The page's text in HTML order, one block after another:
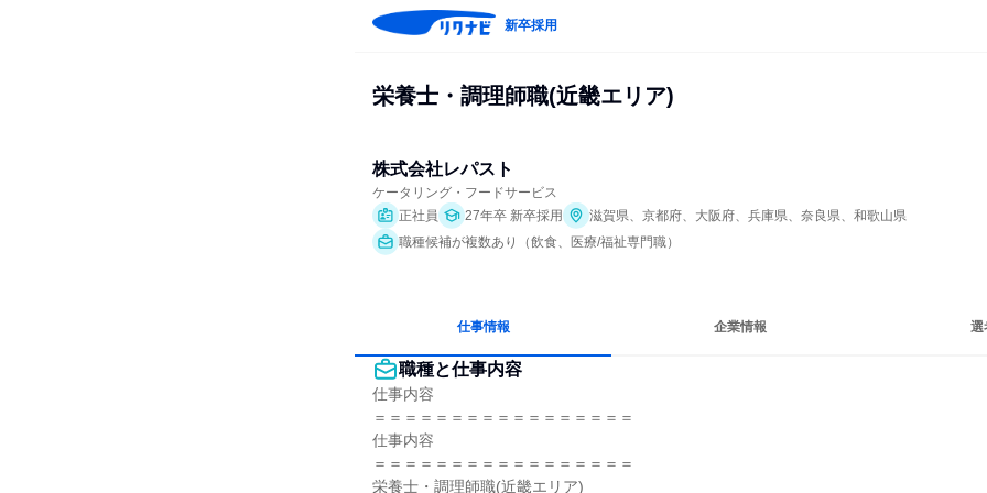
新卒採用
栄養士・調理師職(近畿エリア)
株式会社レパスト
ケータリング・フードサービス
正社員
27年卒 新卒採用
滋賀県、京都府、大阪府、兵庫県、奈良県、和歌山県
職種候補が複数あり（飲食、医療/福祉専門職）
仕事情報 企業情報 選
職種と仕事内容
仕事内容
＝＝＝＝＝＝＝＝＝＝＝＝＝＝＝＝＝
仕事内容
＝＝＝＝＝＝＝＝＝＝＝＝＝＝＝＝＝
栄養士・調理師職(近畿エリア)